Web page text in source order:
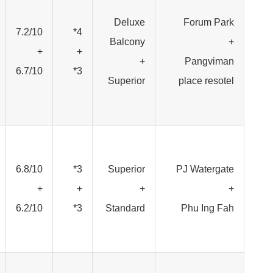
Forum Park
+
Pangviman
place resotel
Deluxe
Balcony
+
Superior
4*
+
3*
7.2/10
+
6.7/10
PJ Watergate
+
Phu Ing Fah
Superior
+
Standard
3*
+
3*
6.8/10
+
6.2/10